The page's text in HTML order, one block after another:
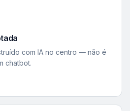
com IA no centro — não é
chatbot.